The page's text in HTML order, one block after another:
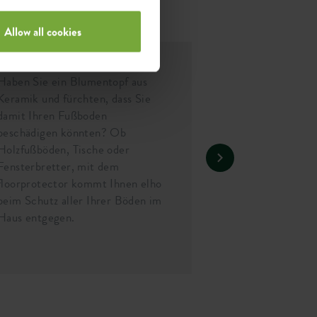
Allow all cookies
Haben Sie ein Blumentopf aus
und fürchten, dass Sie
Ihren Fußboden
könnten? Ob
Tische oder
mit dem
kommt Ihnen elho
Schutz aller Ihrer Böden im
entgegen.